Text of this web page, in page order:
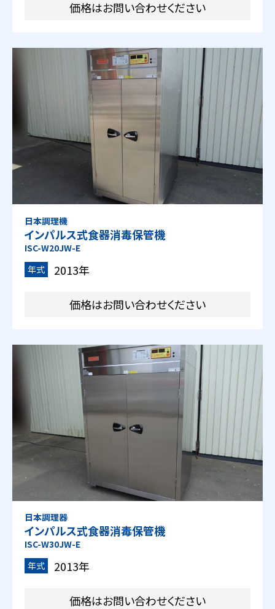
価格はお問い合わせください
日本調理機
インパルス式食器消毒保管機
ISC-W20JW-E
年式
2013年
価格はお問い合わせください
日本調理器
インパルス式食器消毒保管機
ISC-W30JW-E
年式
2013年
価格はお問い合わせください